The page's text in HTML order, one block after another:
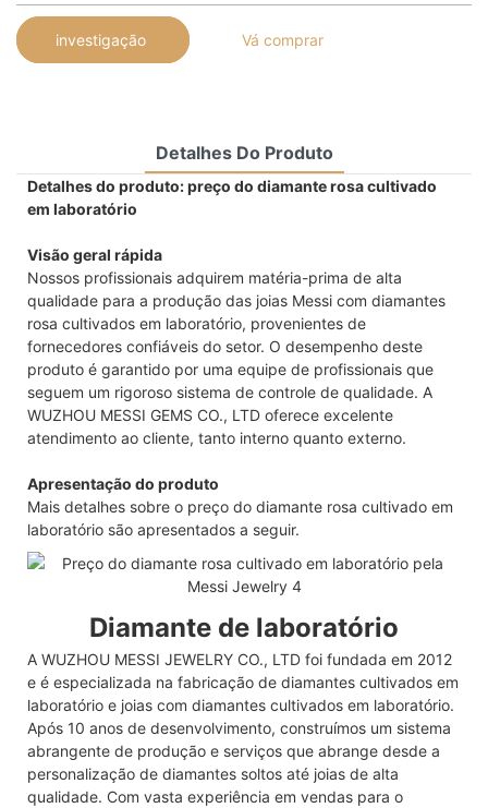
investigação Vá comprar
Detalhes Do Produto
Detalhes do produto: preço do diamante rosa cultivado
em laboratório
Visão geral rápida
Nossos profissionais adquirem matéria-prima de alta
qualidade para a produção das joias Messi com diamantes
rosa cultivados em laboratório, provenientes de
fornecedores confiáveis ​​do setor. O desempenho deste
produto é garantido por uma equipe de profissionais que
seguem um rigoroso sistema de controle de qualidade. A
WUZHOU MESSI GEMS CO., LTD oferece excelente
atendimento ao cliente, tanto interno quanto externo.
Apresentação do produto
Mais detalhes sobre o preço do diamante rosa cultivado em
laboratório são apresentados a seguir.
Diamante de laboratório
A WUZHOU MESSI JEWELRY CO., LTD foi fundada em 2012
e é especializada na fabricação de diamantes cultivados em
laboratório e joias com diamantes cultivados em laboratório.
Após 10 anos de desenvolvimento, construímos um sistema
abrangente de produção e serviços que abrange desde a
personalização de diamantes soltos até joias de alta
qualidade. Com vasta experiência em vendas para o